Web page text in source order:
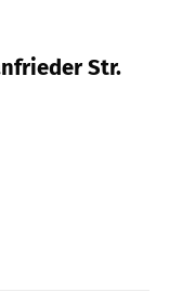
Str.